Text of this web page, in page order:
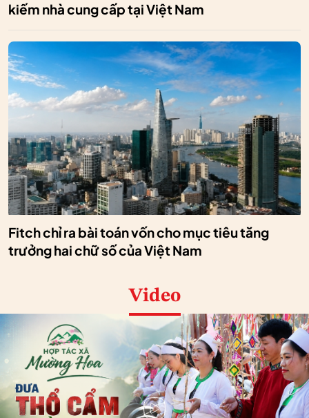
kiếm nhà cung cấp tại Việt Nam
Fitch chỉ ra bài toán vốn cho mục tiêu tăng
trưởng hai chữ số của Việt Nam
Video